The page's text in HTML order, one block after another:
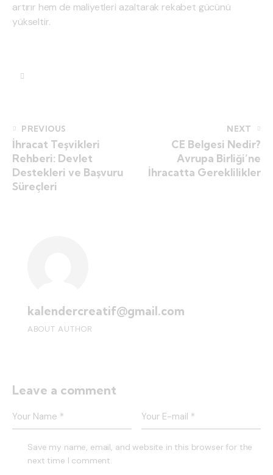
artırır hem de maliyetleri azaltarak rekabet gücünü
yükseltir.
PREVIOUS
İhracat Teşvikleri
Rehberi: Devlet
Destekleri ve Başvuru
Süreçleri
NEXT
CE Belgesi Nedir?
Avrupa Birliği’ne
İhracatta Gereklilikler
kalendercreatif@gmail.com
ABOUT AUTHOR
Leave a comment
Save my name, email, and website in this browser for the
next time I comment.